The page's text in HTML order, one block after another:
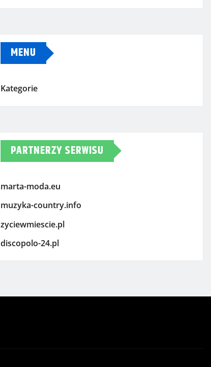
MENU
Kategorie
PARTNERZY SERWISU
marta-moda.eu
muzyka-country.info
zyciewmiescie.pl
discopolo-24.pl